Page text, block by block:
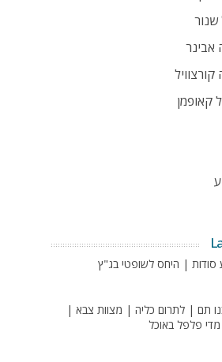
קאופמן
סודות | היחס לשופטי בג"ץ
תם | לתרום כליה | מצוות צבא |
פלפל באוכל